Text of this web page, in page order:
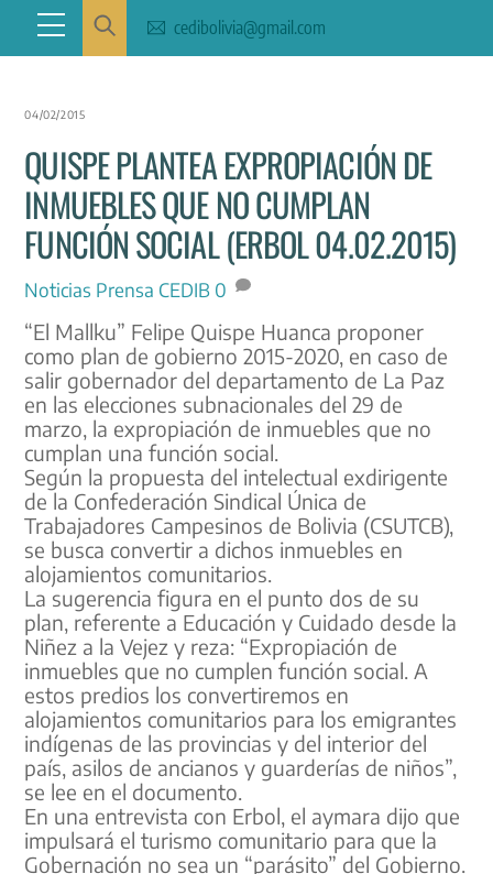
content
Menu cedibolivia@gmail.com
04/02/2015
QUISPE PLANTEA EXPROPIACIÓN DE
INMUEBLES QUE NO CUMPLAN
FUNCIÓN SOCIAL (ERBOL 04.02.2015)
Noticias Prensa CEDIB 0
“El Mallku” Felipe Quispe Huanca proponer
como plan de gobierno 2015-2020, en caso de
salir gobernador del departamento de La Paz
en las elecciones subnacionales del 29 de
marzo, la expropiación de inmuebles que no
cumplan una función social.
Según la propuesta del intelectual exdirigente
de la Confederación Sindical Única de
Trabajadores Campesinos de Bolivia (CSUTCB),
se busca convertir a dichos inmuebles en
alojamientos comunitarios.
La sugerencia figura en el punto dos de su
plan, referente a Educación y Cuidado desde la
Niñez a la Vejez y reza: “Expropiación de
inmuebles que no cumplen función social. A
estos predios los convertiremos en
alojamientos comunitarios para los emigrantes
indígenas de las provincias y del interior del
país, asilos de ancianos y guarderías de niños”,
se lee en el documento.
En una entrevista con Erbol, el aymara dijo que
impulsará el turismo comunitario para que la
Gobernación no sea un “parásito” del Gobierno.